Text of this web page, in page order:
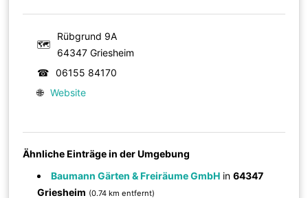
🗺
Rübgrund 9A
64347 Griesheim
☎
06155 84170
🌐 Website
Ähnliche Einträge in der Umgebung
Baumann Gärten & Freiräume GmbH in64347
Griesheim (0.74 km entfernt)